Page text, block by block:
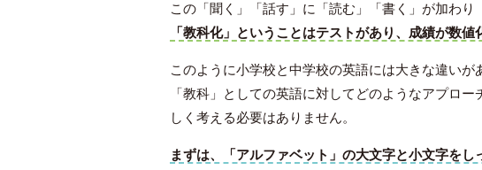
この「聞く」「話す」に「読む」「書く」が加わり
「教科化」ということはテストがあり、成績が数値
このように小学校と中学校の英語には大きな違い
「教科」としての英語に対してどのようなアプロ
しく考える必要はありません。
まずは、「アルファベット」の大文字と小文字を